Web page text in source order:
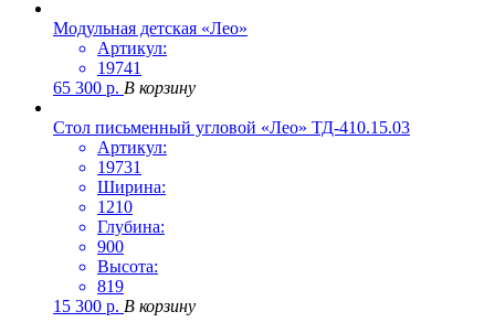
Модульная детская «Лео»
Артикул:
19741
65 300 р. В корзину
Стол письменный угловой «Лео» ТД-410.15.03
Артикул:
19731
Ширина:
1210
Глубина:
900
Высота:
819
15 300 р. В корзину